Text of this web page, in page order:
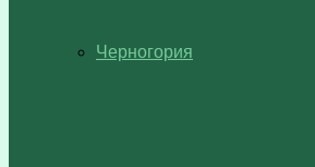
Черногория